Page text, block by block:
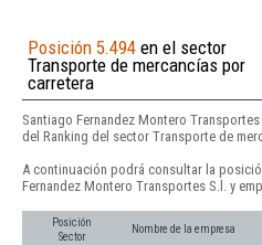
Posición 5.494 en el sector
Transporte de mercancías por
carretera
Santiago Fernandez Montero
del Ranking del sector Transporte de
A continuación podrá consultar la
Fernandez Montero Transportes S.l. y
Posición
Sector
Nombre de la empresa